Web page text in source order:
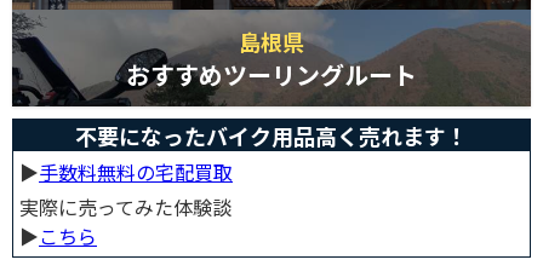
島根県
おすすめツーリングルート
不要になったバイク用品高く売れます！
▶︎手数料無料の宅配買取
実際に売ってみた体験談
▶︎こちら